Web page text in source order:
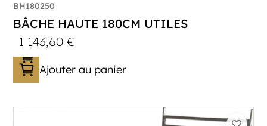
BH180250
BÂCHE HAUTE 180CM UTILES
1 143,60€
Ajouter au panier